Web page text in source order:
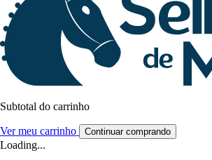
Subtotal do carrinho
Ver meu carrinho Continuar comprando
Loading...